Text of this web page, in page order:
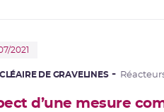
2021
DE GRAVELINES
d’une mesure